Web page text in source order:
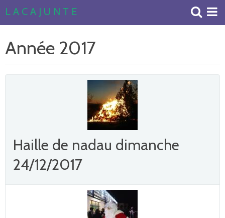
L A C A J U N T E
Accueil
Année 2017
Haille de nadau dimanche
24/12/2017